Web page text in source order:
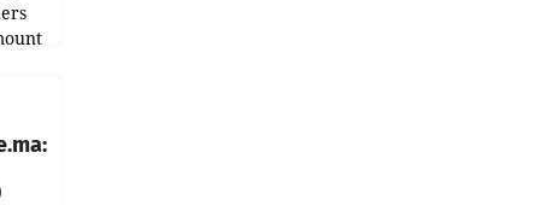
zu